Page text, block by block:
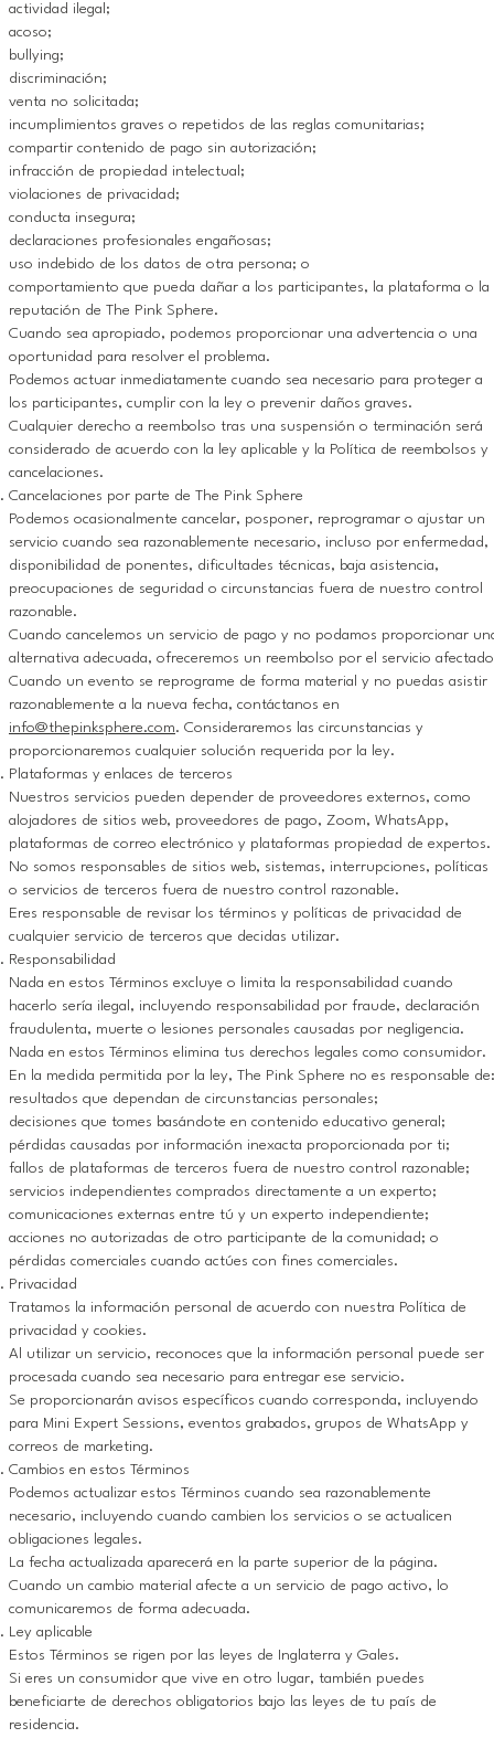
actividad ilegal;
acoso;
bullying;
discriminación;
venta no solicitada;
incumplimientos graves o repetidos de las reglas comunitarias;
compartir contenido de pago sin autorización;
infracción de propiedad intelectual;
violaciones de privacidad;
conducta insegura;
declaraciones profesionales engañosas;
uso indebido de los datos de otra persona; o
comportamiento que pueda dañar a los participantes, la plataforma o la
reputación de The Pink Sphere.
Cuando sea apropiado, podemos proporcionar una advertencia o una
oportunidad para resolver el problema.
Podemos actuar inmediatamente cuando sea necesario para proteger a
los participantes, cumplir con la ley o prevenir daños graves.
Cualquier derecho a reembolso tras una suspensión o terminación será
considerado de acuerdo con la ley aplicable y la Política de reembolsos y
cancelaciones.
Cancelaciones por parte de The Pink Sphere
Podemos ocasionalmente cancelar, posponer, reprogramar o ajustar un
servicio cuando sea razonablemente necesario, incluso por enfermedad,
disponibilidad de ponentes, dificultades técnicas, baja asistencia,
preocupaciones de seguridad o circunstancias fuera de nuestro control
razonable.
Cuando cancelemos un servicio de pago y no podamos proporcionar
alternativa adecuada, ofreceremos un reembolso por el servicio
Cuando un evento se reprograme de forma material y no puedas asistir
razonablemente a la nueva fecha, contáctanos en
info@thepinksphere.com. Consideraremos las circunstancias y
proporcionaremos cualquier solución requerida por la ley.
Plataformas y enlaces de terceros
Nuestros servicios pueden depender de proveedores externos, como
alojadores de sitios web, proveedores de pago, Zoom, WhatsApp,
plataformas de correo electrónico y plataformas propiedad de expertos.
No somos responsables de sitios web, sistemas, interrupciones, políticas
o servicios de terceros fuera de nuestro control razonable.
Eres responsable de revisar los términos y políticas de privacidad de
cualquier servicio de terceros que decidas utilizar.
Responsabilidad
Nada en estos Términos excluye o limita la responsabilidad cuando
hacerlo sería ilegal, incluyendo responsabilidad por fraude, declaración
fraudulenta, muerte o lesiones personales causadas por negligencia.
Nada en estos Términos elimina tus derechos legales como consumidor.
En la medida permitida por la ley, The Pink Sphere no es responsable de:
resultados que dependan de circunstancias personales;
decisiones que tomes basándote en contenido educativo general;
pérdidas causadas por información inexacta proporcionada por ti;
fallos de plataformas de terceros fuera de nuestro control razonable;
servicios independientes comprados directamente a un experto;
comunicaciones externas entre tú y un experto independiente;
acciones no autorizadas de otro participante de la comunidad; o
pérdidas comerciales cuando actúes con fines comerciales.
Privacidad
Tratamos la información personal de acuerdo con nuestra Política de
privacidad y cookies.
Al utilizar un servicio, reconoces que la información personal puede ser
procesada cuando sea necesario para entregar ese servicio.
Se proporcionarán avisos específicos cuando corresponda, incluyendo
para Mini Expert Sessions, eventos grabados, grupos de WhatsApp y
correos de marketing.
Cambios en estos Términos
Podemos actualizar estos Términos cuando sea razonablemente
necesario, incluyendo cuando cambien los servicios o se actualicen
obligaciones legales.
La fecha actualizada aparecerá en la parte superior de la página.
Cuando un cambio material afecte a un servicio de pago activo, lo
comunicaremos de forma adecuada.
Ley aplicable
Estos Términos se rigen por las leyes de Inglaterra y Gales.
Si eres un consumidor que vive en otro lugar, también puedes
beneficiarte de derechos obligatorios bajo las leyes de tu país de
residencia.